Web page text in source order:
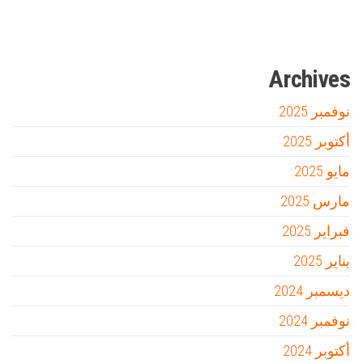
Archives
نوفمبر 2025
أكتوبر 2025
مايو 2025
مارس 2025
فبراير 2025
يناير 2025
ديسمبر 2024
نوفمبر 2024
أكتوبر 2024